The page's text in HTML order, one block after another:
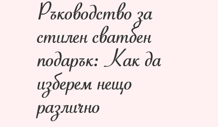
Ръководство за
стилен сватбен
подарък: Как да
изберем нещо
различно